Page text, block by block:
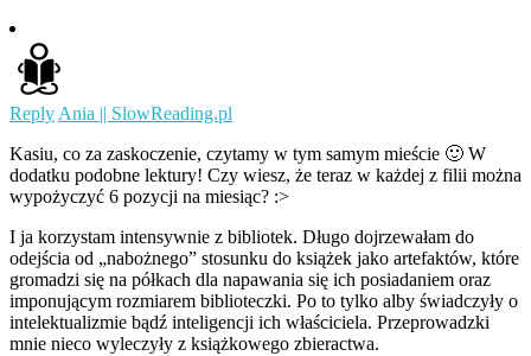
Reply Ania || SlowReading.pl
Kasiu, co za zaskoczenie, czytamy w tym samym mieście 🙂 W
dodatku podobne lektury! Czy wiesz, że teraz w każdej z filii można
wypożyczyć 6 pozycji na miesiąc? :>
I ja korzystam intensywnie z bibliotek. Długo dojrzewałam do
odejścia od „nabożnego” stosunku do książek jako artefaktów, które
gromadzi się na półkach dla napawania się ich posiadaniem oraz
imponującym rozmiarem biblioteczki. Po to tylko alby świadczyły o
intelektualizmie bądź inteligencji ich właściciela. Przeprowadzki
mnie nieco wyleczyły z książkowego zbieractwa.